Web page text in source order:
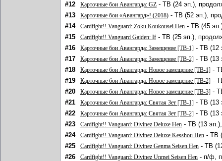
#12
Карточные бои Авангарда: GZ - ТВ (24 эп.),
#13
Карточные бои «Авангард»! (2018) - ТВ (52 эп.),
#14
Cardfight!! Vanguard: Zoku Koukousei Hen - ТВ (45
#15
Cardfight!! Vanguard Gaiden: If - ТВ (25 эп.),
#16
Карточные бои Авангарда: Замещение [ТВ-1] - ТВ (12
#17
Карточные бои Авангарда: Замещение [ТВ-2] - ТВ (13
#18
Карточные бои Авангарда: Новое замещение [ТВ-1] -
#19
Карточные бои Авангарда: Новое замещение [ТВ-2] -
#20
Карточные бои Авангарда: Новое замещение [ТВ-3] -
#21
Карточные бои Авангарда: Святая Зет [ТВ-1] - ТВ (13
#22
Карточные бои Авангарда: Святая Зет [ТВ-2] - ТВ (13
#23
Cardfight!! Vanguard: Divinez Deluxe Hen - ТВ (13
#24
Cardfight!! Vanguard: Divinez Deluxe Kesshou Hen - ТВ
#25
Cardfight!! Vanguard: Divinez Genma Seisen Hen - ТВ
#26
Cardfight!! Vanguard: Divinez Unmei Seisen Hen - п/ф,